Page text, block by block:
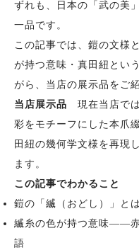
ずれも、日本の「武の美
一品です。
この記事では、鎧の文様
が持つ意味・真田紐とい
がら、当店の展示品をご
当店展示品 現在当店で
彩をモチーフにした本爪
田紐の幾何学文様を再現
ます。
この記事でわかること
鎧の「縅（おどし）」と
縅糸の色が持つ意味——
語